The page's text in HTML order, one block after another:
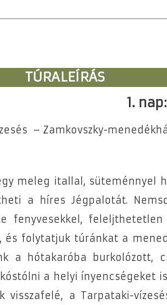
TÚRALEÍRÁS
1.
– Zamkovszky-
meleg itallal, süteménnyel
a híres Jégpalotát.
fenyvesekkel,
folytatjuk túránkat a
hótakaróba burkolózott,
a helyi ínyencségeket
a Tarpataki-